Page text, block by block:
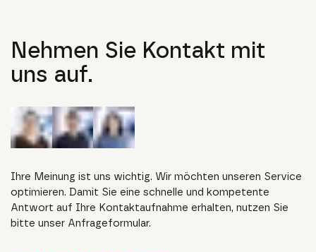
Nehmen Sie Kontakt mit
uns auf.
Ihre Meinung ist uns wichtig. Wir möchten unseren Service
optimieren. Damit Sie eine schnelle und kompetente
Antwort auf Ihre Kontaktaufnahme erhalten, nutzen Sie
bitte unser Anfrageformular.